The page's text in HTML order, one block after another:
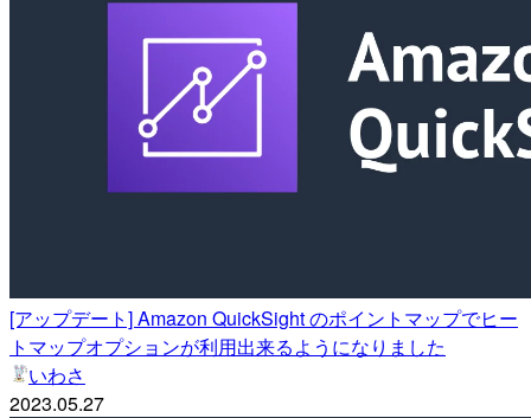
[アップデート] Amazon QuickSight のポイントマップでヒー
トマップオプションが利用出来るようになりました
いわさ
2023.05.27